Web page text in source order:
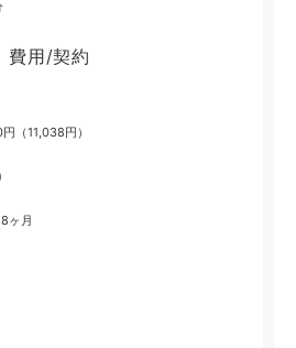
費用/契約
（11,038円）
ヶ月